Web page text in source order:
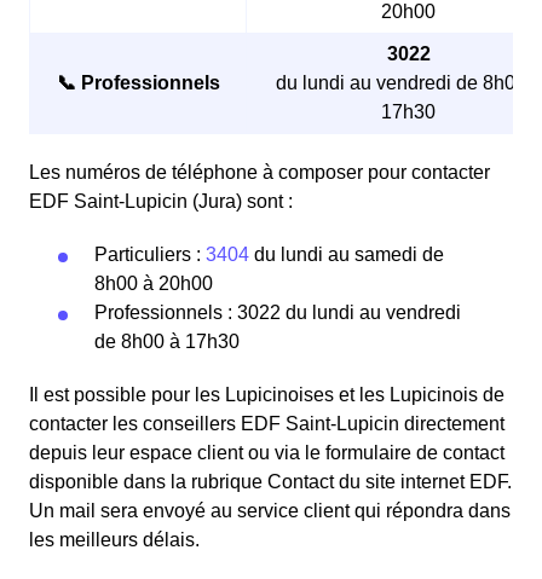
20h00
📞 Professionnels
3022
du lundi au vendredi de 8h00 à
17h30
Les numéros de téléphone à composer pour contacter
EDF Saint-Lupicin (Jura) sont :
Particuliers : 3404 du lundi au samedi de
8h00 à 20h00
Professionnels : 3022 du lundi au vendredi
de 8h00 à 17h30
Il est possible pour les Lupicinoises et les Lupicinois de
contacter les conseillers EDF Saint-Lupicin directement
depuis leur espace client ou via le formulaire de contact
disponible dans la rubrique Contact du site internet EDF.
Un mail sera envoyé au service client qui répondra dans
les meilleurs délais.